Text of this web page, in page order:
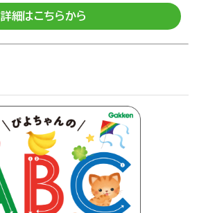
詳細はこちらから